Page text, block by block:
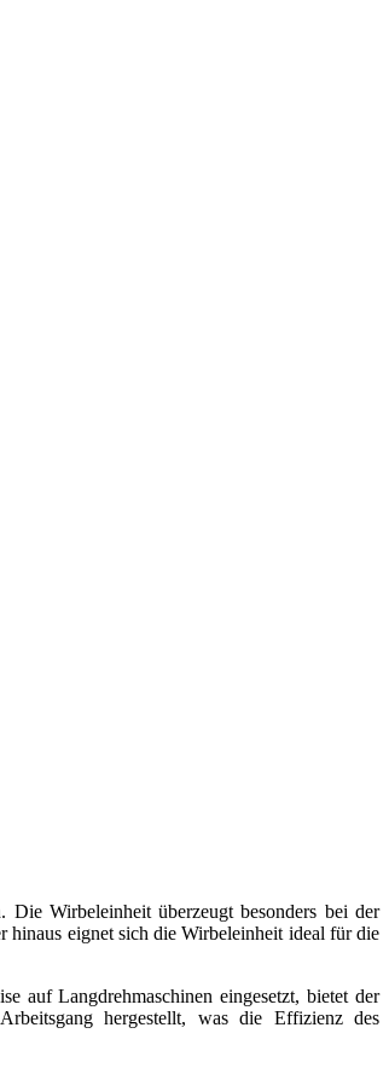
Wirbeleinheit überzeugt besonders bei der
hinaus eignet sich die Wirbeleinheit ideal für die
auf Langdrehmaschinen eingesetzt, bietet der
hergestellt, was die Effizienz des